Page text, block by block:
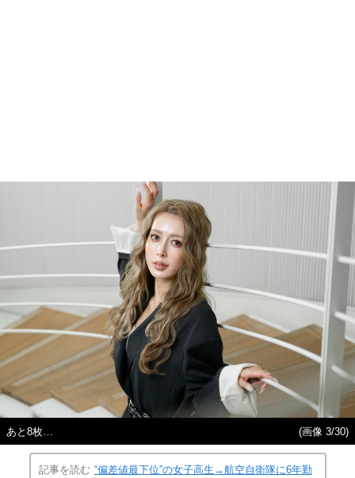
あと8枚… (画像 3/30)
記事を読む “偏差値最下位”の女子高生→航空自衛隊に6年勤